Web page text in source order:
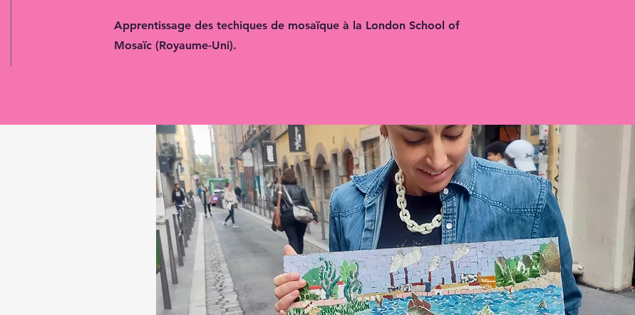
Apprentissage des techiques de mosaïque à la London School of
Mosaïc (Royaume-Uni).